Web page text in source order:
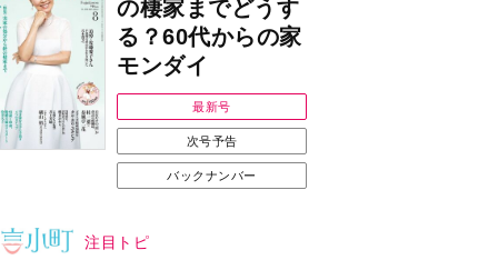
で始める遺言を書
準備セミナー開
耳にすっぽり！オーテ
ィコン補聴器、新しい
スタイルで All in Ear
の「オーティコン ジー
ル」を発売